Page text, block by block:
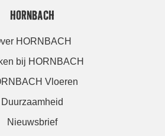
HORNBACH
HORNBACH
bij HORNBACH
Vloeren
Duurzaamheid
Nieuwsbrief